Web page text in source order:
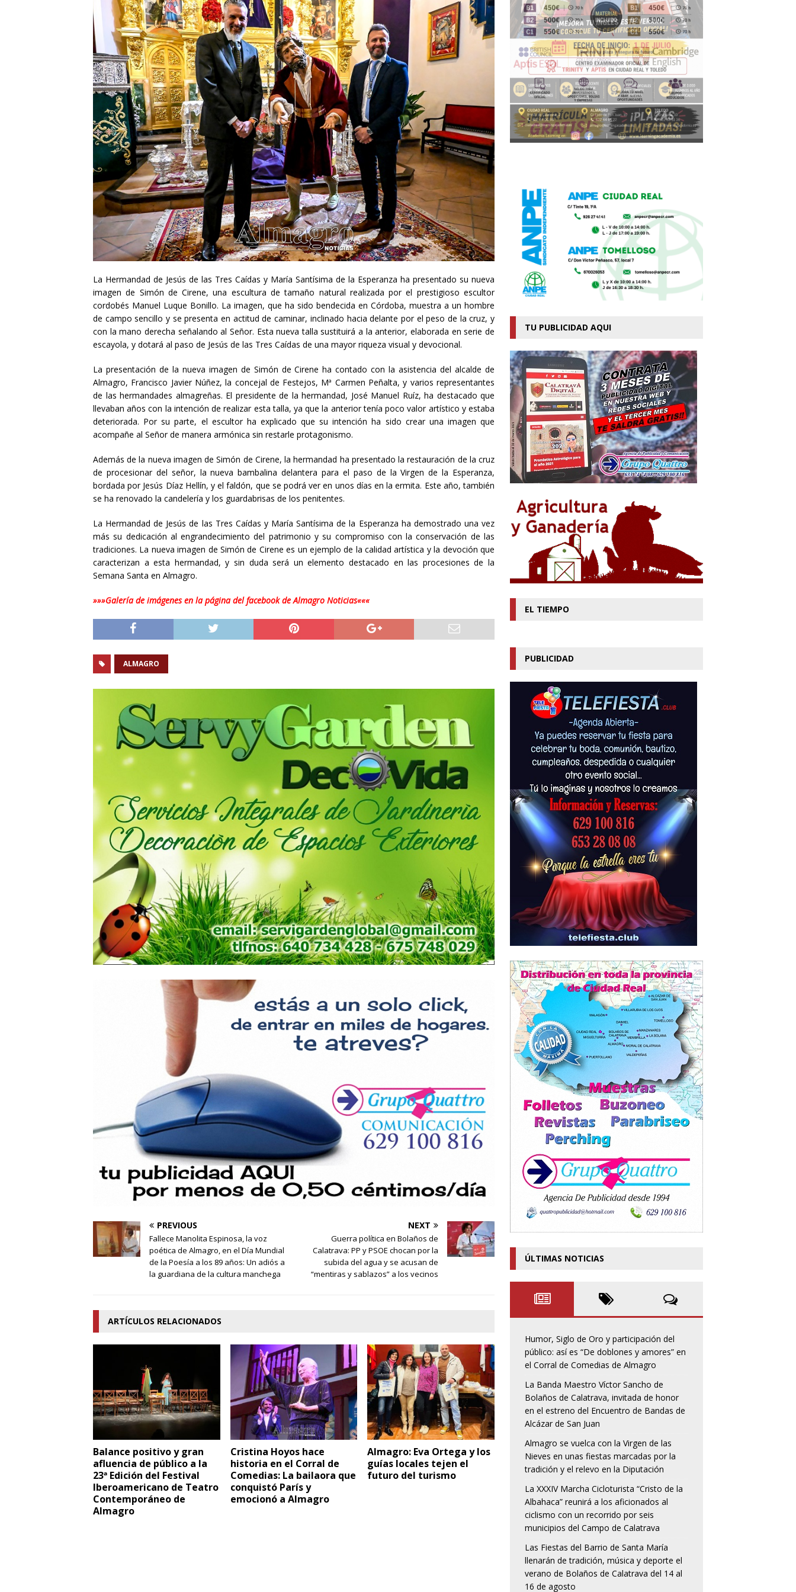
La Hermandad de Jesús de las Tres Caídas y María Santísima de la Esperanza ha presentado su nueva
imagen de Simón de Cirene, una escultura de tamaño natural realizada por el prestigioso escultor
cordobés Manuel Luque Bonillo. La imagen, que ha sido bendecida en Córdoba, muestra a un hombre
de campo sencillo y se presenta en actitud de caminar, inclinado hacia delante por el peso de la cruz, y
con la mano derecha señalando al Señor. Esta nueva talla sustituirá a la anterior, elaborada en serie de
escayola, y dotará al paso de Jesús de las Tres Caídas de una mayor riqueza visual y devocional.
La presentación de la nueva imagen de Simón de Cirene ha contado con la asistencia del alcalde de
Almagro, Francisco Javier Núñez, la concejal de Festejos, Mª Carmen Peñalta, y varios representantes
de las hermandades almagreñas. El presidente de la hermandad, José Manuel Ruíz, ha destacado que
llevaban años con la intención de realizar esta talla, ya que la anterior tenía poco valor artístico y estaba
deteriorada. Por su parte, el escultor ha explicado que su intención ha sido crear una imagen que
acompañe al Señor de manera armónica sin restarle protagonismo.
Además de la nueva imagen de Simón de Cirene, la hermandad ha presentado la restauración de la cruz
de procesionar del señor, la nueva bambalina delantera para el paso de la Virgen de la Esperanza,
bordada por Jesús Díaz Hellín, y el faldón, que se podrá ver en unos días en la ermita. Este año, también
se ha renovado la candelería y los guardabrisas de los penitentes.
La Hermandad de Jesús de las Tres Caídas y María Santísima de la Esperanza ha demostrado una vez
más su dedicación al engrandecimiento del patrimonio y su compromiso con la conservación de las
tradiciones. La nueva imagen de Simón de Cirene es un ejemplo de la calidad artística y la devoción que
caracterizan a esta hermandad, y sin duda será un elemento destacado en las procesiones de la
Semana Santa en Almagro.
»»»Galería de imágenes en la página del facebook de Almagro Noticias«««
ALMAGRO
PREVIOUS
Fallece Manolita Espinosa, la voz
poética de Almagro, en el Día Mundial
de la Poesía a los 89 años: Un adiós a
la guardiana de la cultura manchega
NEXT
Guerra política en Bolaños de
Calatrava: PP y PSOE chocan por la
subida del agua y se acusan de
“mentiras y sablazos” a los vecinos
ARTÍCULOS RELACIONADOS
Balance positivo y gran
afluencia de público a la
23ª Edición del Festival
Iberoamericano de Teatro
Contemporáneo de
Almagro
Cristina Hoyos hace
historia en el Corral de
Comedias: La bailaora que
conquistó París y
emocionó a Almagro
Almagro: Eva Ortega y los
guías locales tejen el
futuro del turismo
TU PUBLICIDAD AQUI
EL TIEMPO
PUBLICIDAD
ÚLTIMAS NOTICIAS
Humor, Siglo de Oro y participación del
público: así es “De doblones y amores” en
el Corral de Comedias de Almagro
La Banda Maestro Víctor Sancho de
Bolaños de Calatrava, invitada de honor
en el estreno del Encuentro de Bandas de
Alcázar de San Juan
Almagro se vuelca con la Virgen de las
Nieves en unas fiestas marcadas por la
tradición y el relevo en la Diputación
La XXXIV Marcha Cicloturista “Cristo de la
Albahaca” reunirá a los aficionados al
ciclismo con un recorrido por seis
municipios del Campo de Calatrava
Las Fiestas del Barrio de Santa María
llenarán de tradición, música y deporte el
verano de Bolaños de Calatrava del 14 al
16 de agosto